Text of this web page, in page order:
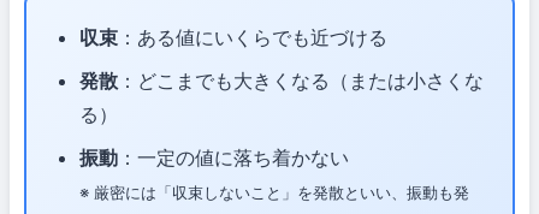
収束 ：ある値にいくらでも近づける
発散 ：どこまでも大きくなる（または小さくな
る）
振動 ：一定の値に落ち着かない
※ 厳密には「収束しないこと」を発散といい、振動も発